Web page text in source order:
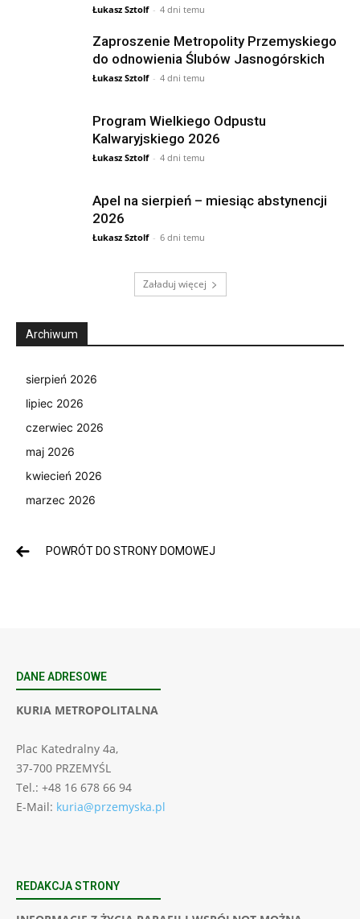
Łukasz Sztolf - 4 dni temu
Zaproszenie Metropolity Przemyskiego
do odnowienia Ślubów Jasnogórskich
Łukasz Sztolf - 4 dni temu
Program Wielkiego Odpustu
Kalwaryjskiego 2026
Łukasz Sztolf - 4 dni temu
Apel na sierpień – miesiąc abstynencji
2026
Łukasz Sztolf - 6 dni temu
Załaduj więcej
Archiwum
sierpień 2026
lipiec 2026
czerwiec 2026
maj 2026
kwiecień 2026
marzec 2026
POWRÓT DO STRONY DOMOWEJ
DANE ADRESOWE
KURIA METROPOLITALNA
Plac Katedralny 4a,
37-700 PRZEMYŚL
Tel.: +48 16 678 66 94
E-Mail: kuria@przemyska.pl
REDAKCJA STRONY